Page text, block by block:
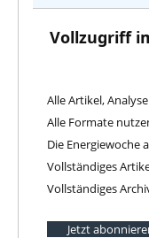
Vollzugriff
Alle Artikel,
Alle Formate
Die Energiewoche
Vollständiges
Vollständiges
Jetzt